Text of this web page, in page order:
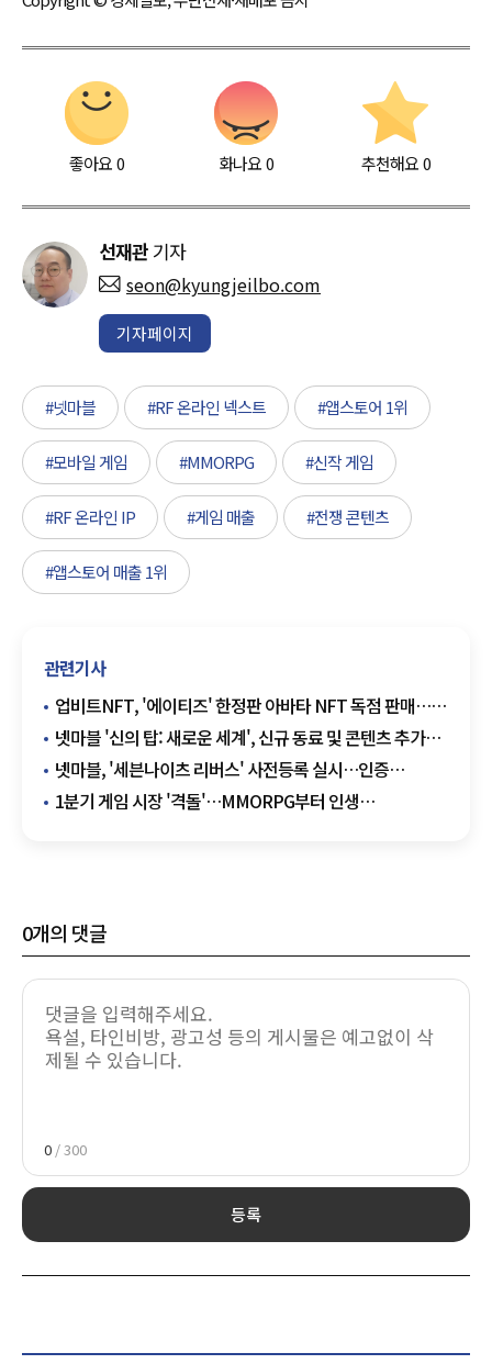
좋아요0 화나요0 추천해요 0
선재관 기자
seon@kyungjeilbo.com
기자페이지
#넷마블 #RF 온라인 넥스트 #앱스토어 1위
#모바일 게임 #MMORPG #신작 게임
#RF 온라인 IP #게임 매출 #전쟁 콘텐츠
#앱스토어 매출 1위
관련기사
업비트NFT, '에이티즈' 한정판 아바타 NFT 독점 판매…더
샌드박스와 협업
넷마블 '신의 탑: 새로운 세계', 신규 동료 및 콘텐츠 추가…
26일까지 이벤트 진행
넷마블, '세븐나이츠 리버스' 사전등록 실시…인증
이벤트도 진행
1분기 게임 시장 '격돌'…MMORPG부터 인생
0개의 댓글
0 / 300
등록